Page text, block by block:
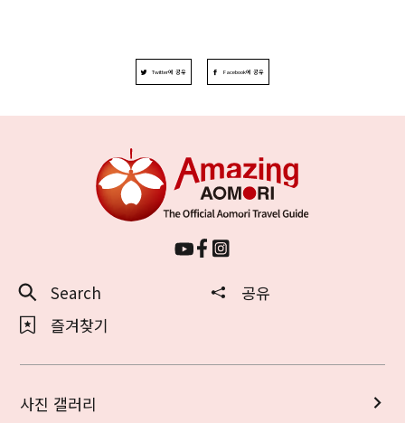
Twitter에 공유 Facebook에 공유
Search
공유
즐겨찾기
사진 갤러리